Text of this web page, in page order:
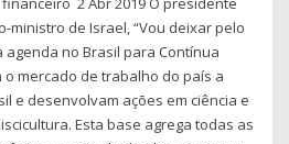
ministro de Israel, “Vou deixar pelo
no Brasil para Contínua
o mercado de trabalho do país a
e desenvolvam ações em ciência e
Esta base agrega todas as